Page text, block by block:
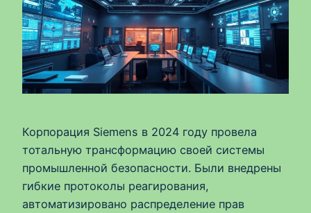
Корпорация Siemens в 2024 году провела
тотальную трансформацию своей системы
промышленной безопасности. Были внедрены
гибкие протоколы реагирования,
автоматизировано распределение прав